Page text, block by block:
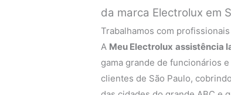
da marca Electrolux em
Trabalhamos com
A Meu Electrolux assistência
gama grande de funcionários
clientes de São Paulo,